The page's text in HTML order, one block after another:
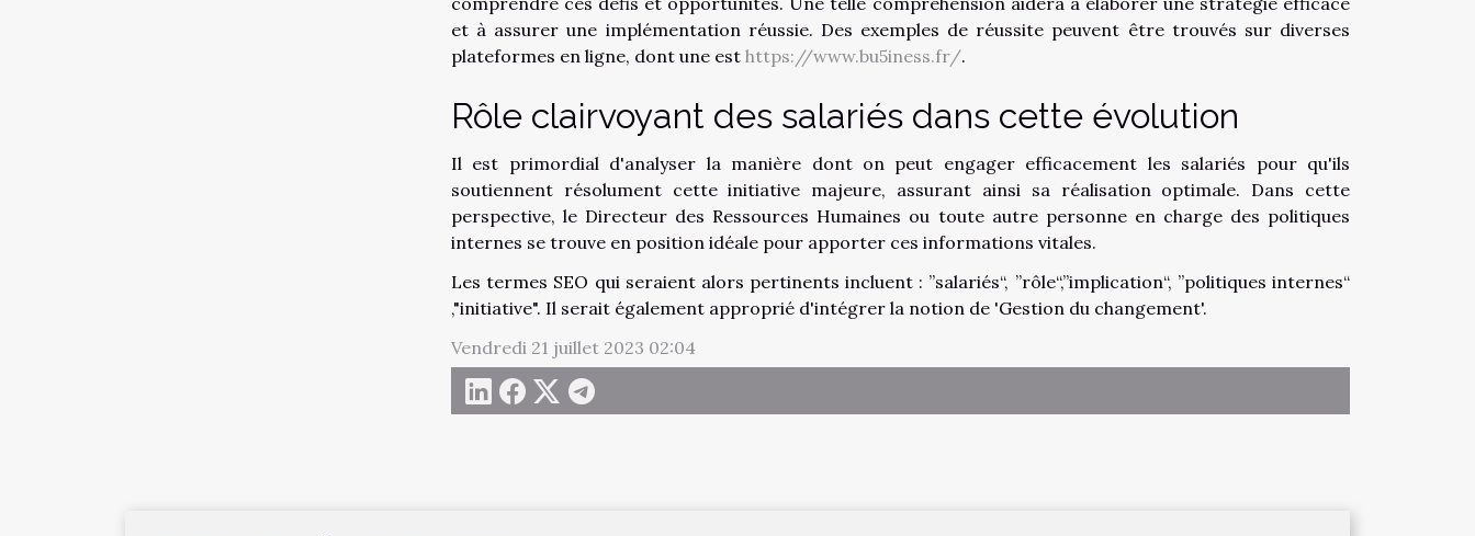
et à assurer une implémentation réussie. Des exemples de réussite peuvent être trouvés sur diverses
plateformes en ligne, dont une est https://www.bu5iness.fr/.
Rôle clairvoyant des salariés dans cette évolution
Il est primordial d'analyser la manière dont on peut engager efficacement les salariés pour qu'ils
soutiennent résolument cette initiative majeure, assurant ainsi sa réalisation optimale. Dans cette
perspective, le Directeur des Ressources Humaines ou toute autre personne en charge des politiques
internes se trouve en position idéale pour apporter ces informations vitales.
Les termes SEO qui seraient alors pertinents incluent : ”salariés“, ”rôle“,”implication“, ”politiques internes“
,"initiative". Il serait également approprié d'intégrer la notion de 'Gestion du changement'.
Vendredi 21 juillet 2023 02:04